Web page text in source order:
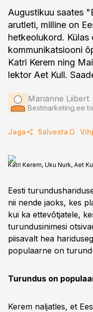
Augustikuu saates
arutleti, milline on
hetkeolukord. Külas
kommunikatsiooni
Katri Kerem ning
lektor Aet Kull.
Marianne Liibert
Bestmarketing.ee
Jaga Salvesta
Katri Kerem, Uku Nurk, Aet
Eesti
nii nende jaoks, kes
kui ka ettevõtjatele,
turundusinimesi
piisavalt hea
populaarne on
Turundus on
Kerem naljatles, et